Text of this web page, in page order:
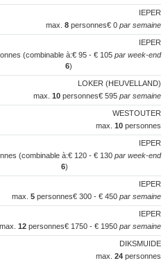
IEPER
€ 0 par semaine
max. 8 personnes
IEPER
€ 95 - € 105 par week-end
(combinable à:
6)
LOKER (HEUVELLAND)
€ 595 par semaine
max. 10 personnes
WESTOUTER
max. 10 personnes
IEPER
€ 120 - € 130 par week-end
(combinable à:
6)
IEPER
€ 300 - € 450 par semaine
max. 5 personnes
IEPER
€ 1750 - € 1950 par semaine
max. 12 personnes
DIKSMUIDE
max. 24 personnes